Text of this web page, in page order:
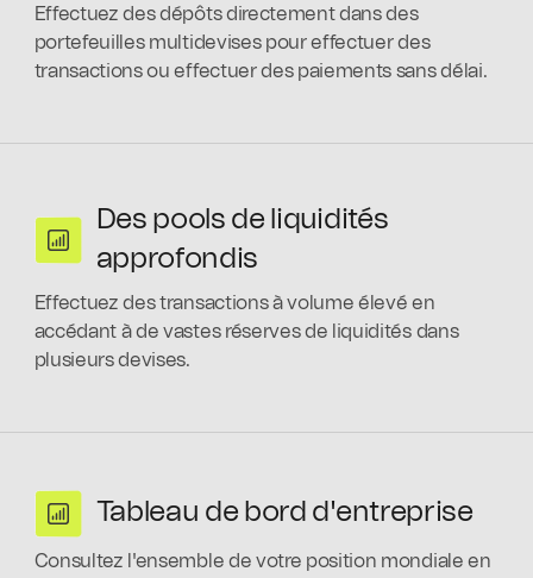
Effectuez des dépôts directement dans des
portefeuilles multidevises pour effectuer des
transactions ou effectuer des paiements sans délai.
Des pools de liquidités
approfondis
Effectuez des transactions à volume élevé en
accédant à de vastes réserves de liquidités dans
plusieurs devises.
Tableau de bord d'entreprise
Consultez l'ensemble de votre position mondiale en